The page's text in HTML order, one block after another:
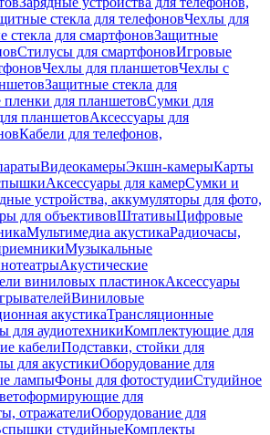
стекла для телефоновЧехлы для
стекла для смартфоновЗащитные
Стилусы для смартфоновИгровые
Чехлы для планшетовЧехлы с
Защитные стекла для
для планшетовСумки для
планшетовАксессуары для
Кабели для телефонов,
ВидеокамерыЭкшн-камерыКарты
Аксессуары для камерСумки и
устройства, аккумуляторы для фото,
для объективовШтативыЦифровые
Мультимедиа акустикаРадиочасы,
Музыкальные
Акустические
виниловых пластинокАксессуары
Виниловые
акустикаТрансляционные
для аудиотехникиКомплектующие для
кабелиПодставки, стойки для
для акустикиОборудование для
лампыФоны для фотостудииСтудийное
для
отражателиОборудование для
студийныеКомплекты